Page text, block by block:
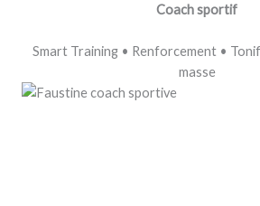
Coach sportif
Smart Training • Renforcement •
masse